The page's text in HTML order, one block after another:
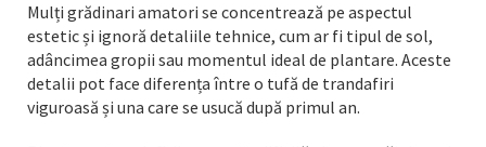
Mulți grădinari amatori se concentrează pe aspectul
estetic și ignoră detaliile tehnice, cum ar fi tipul de sol,
adâncimea gropii sau momentul ideal de plantare. Aceste
detalii pot face diferența între o tufă de trandafiri
viguroasă și una care se usucă după primul an.